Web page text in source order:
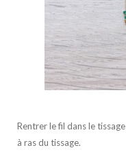
Rentrer le fil dans le
à ras du tissage.